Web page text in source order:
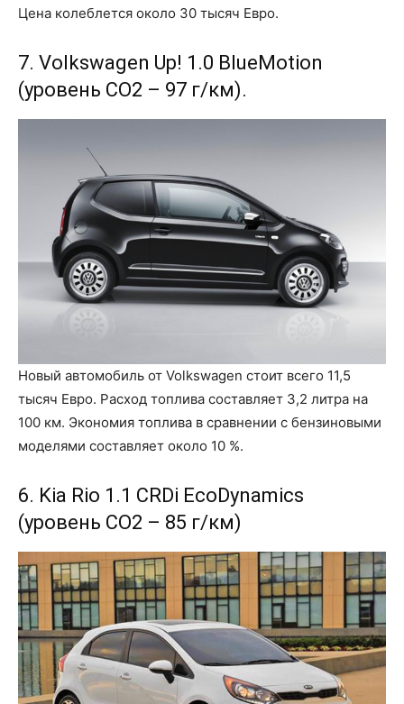
Цена колеблется около 30 тысяч Евро.
7. Volkswagen Up! 1.0 BlueMotion
(уровень CO2 – 97 г/км).
Новый автомобиль от Volkswagen стоит всего 11,5
тысяч Евро. Расход топлива составляет 3,2 литра на
100 км. Экономия топлива в сравнении с бензиновыми
моделями составляет около 10 %.
6. Kia Rio 1.1 CRDi EcoDynamics
(уровень CO2 – 85 г/км)